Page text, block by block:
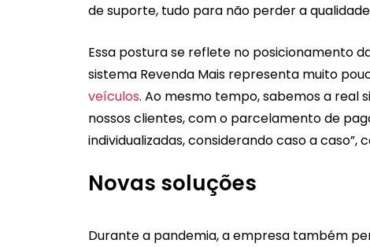
de suporte, tudo para não perder a
Essa postura se reflete no posicionamento
sistema Revenda Mais representa muito
veículos. Ao mesmo tempo, sabemos a real
nossos clientes, com o parcelamento de
individualizadas, considerando caso a caso”,
Novas soluções
Durante a pandemia, a empresa também